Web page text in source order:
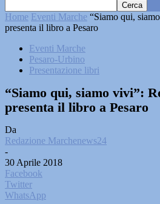
Home Eventi Marche “Siamo qui,
presenta il libro a Pesaro
Eventi Marche
Pesaro-Urbino
Presentazione libri
“Siamo qui, siamo vivi”:
presenta il libro a Pesaro
Da
Redazione Marchenews24
-
30 Aprile 2018
Facebook
Twitter
WhatsApp